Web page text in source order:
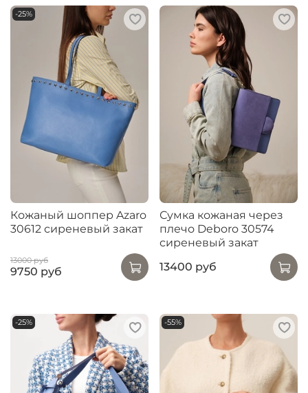
-25%
Кожаный шоппер Azaro
30612 сиреневый закат
13000 руб
9750 руб
Сумка кожаная через
плечо Deboro 30574
сиреневый закат
13400 руб
-25% -55%